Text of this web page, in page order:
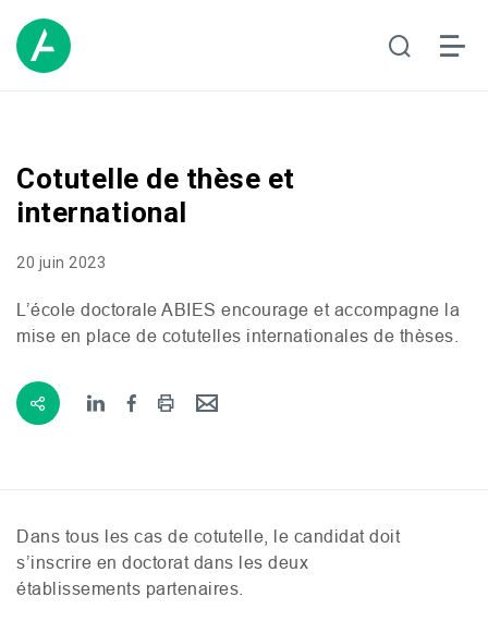
Cotutelle de thèse et
international
20 juin 2023
L’école doctorale ABIES encourage et accompagne la
mise en place de cotutelles internationales de thèses.
Dans tous les cas de cotutelle, le candidat doit
s’inscrire en doctorat dans les deux
établissements partenaires.